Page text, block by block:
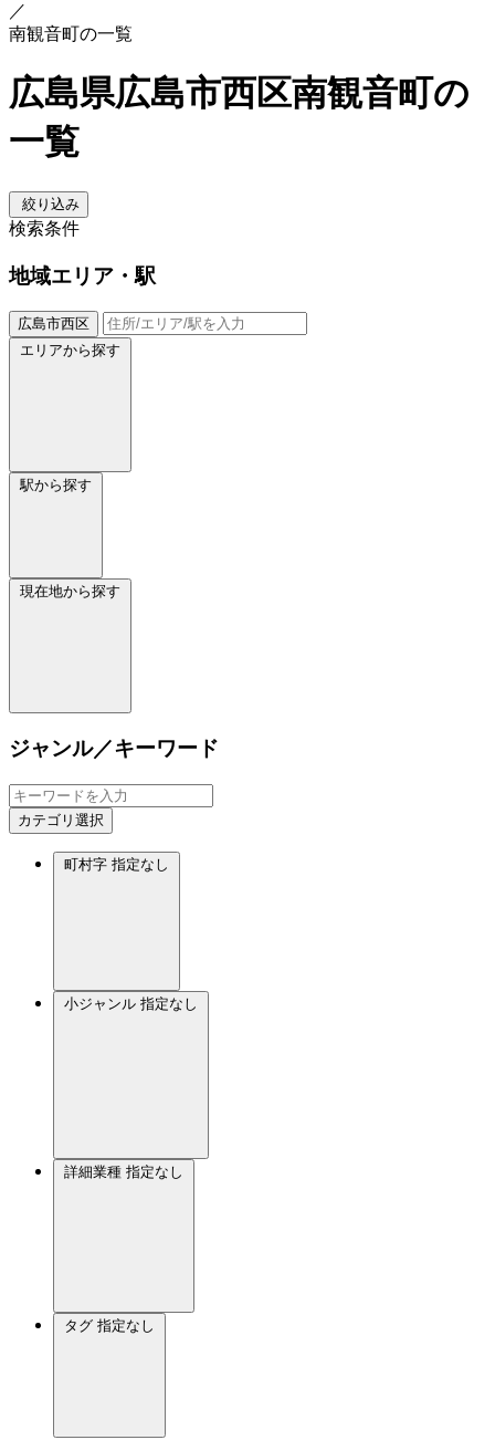
／
南観音町の一覧
広島県広島市西区南観音町の
一覧
絞り込み
検索条件
地域エリア・駅
広島市西区
エリアから探す
駅から探す
現在地から探す
ジャンル／キーワード
カテゴリ選択
町村字 指定なし
小ジャンル 指定なし
詳細業種 指定なし
タグ 指定なし